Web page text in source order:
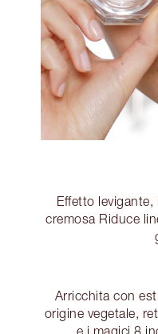
Effetto
cremosa Riduce
Arricchita con
origine vegetale,
e i magici 8